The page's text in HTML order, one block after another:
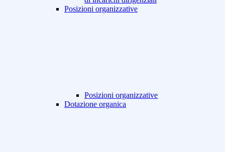
Posizioni organizzative
Posizioni organizzative
Dotazione organica